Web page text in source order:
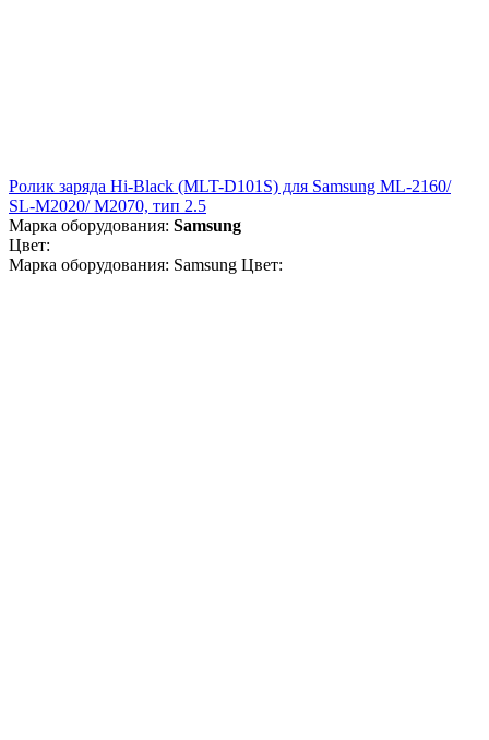
Ролик заряда Hi-Black (MLT-D101S) для Samsung ML-2160/
SL-M2020/ M2070, тип 2.5
Марка оборудования: Samsung
Цвет:
Марка оборудования: Samsung Цвет: